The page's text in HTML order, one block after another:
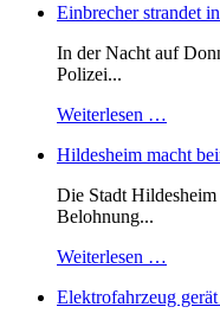
Einbrecher strandet
In der Nacht auf
Polizei...
Weiterlesen …
Hildesheim macht
Die Stadt
Belohnung...
Weiterlesen …
Elektrofahrzeug